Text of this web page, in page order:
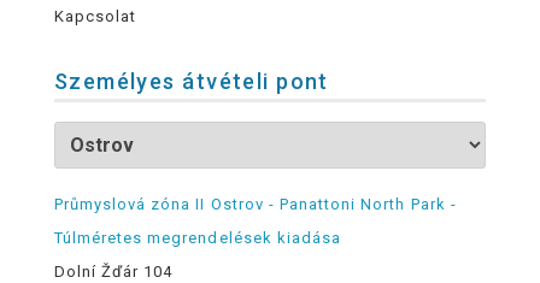
Kapcsolat
Személyes átvételi pont
Průmyslová zóna II Ostrov - Panattoni North Park -
Túlméretes megrendelések kiadása
Dolní Žďár 104